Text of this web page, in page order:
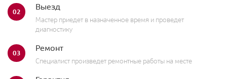
02 Выезд
Мастер приедет в назначенное время и проведет
диагностику
03 Ремонт
Специалист произведет ремонтные работы на месте